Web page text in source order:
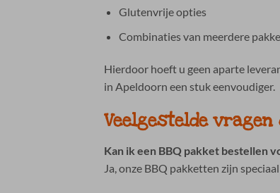
Glutenvrije opties
Combinaties van meerdere
Hierdoor hoeft u geen aparte
in Apeldoorn een stuk eenvoudiger.
Veelgestelde vragen
Kan ik een BBQ pakket bestellen
Ja, onze BBQ pakketten zijn